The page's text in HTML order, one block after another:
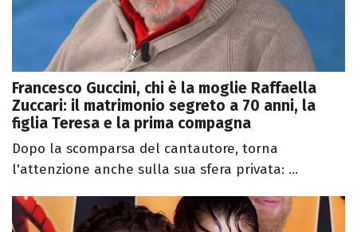
Francesco Guccini, chi è la moglie Raffaella
Zuccari: il matrimonio segreto a 70 anni, la
figlia Teresa e la prima compagna
Dopo la scomparsa del cantautore, torna
l'attenzione anche sulla sua sfera privata: ...